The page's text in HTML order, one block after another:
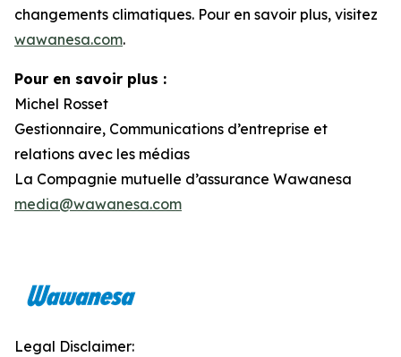
changements climatiques. Pour en savoir plus, visitez
wawanesa.com.
Pour en savoir plus :
Michel Rosset
Gestionnaire, Communications d’entreprise et
relations avec les médias
La Compagnie mutuelle d’assurance Wawanesa
media@wawanesa.com
Legal Disclaimer: